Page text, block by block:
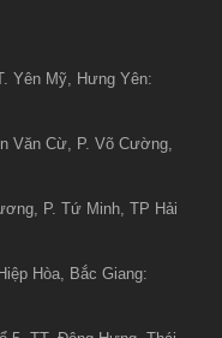
Yên Mỹ, Hưng Yên:
Văn Cừ, P. Võ Cường,
P. Tứ Minh, TP Hải
Hòa, Bắc Giang: